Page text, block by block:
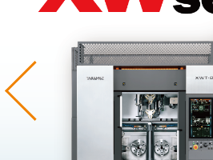
コラム
製品ラインナップ
Previous